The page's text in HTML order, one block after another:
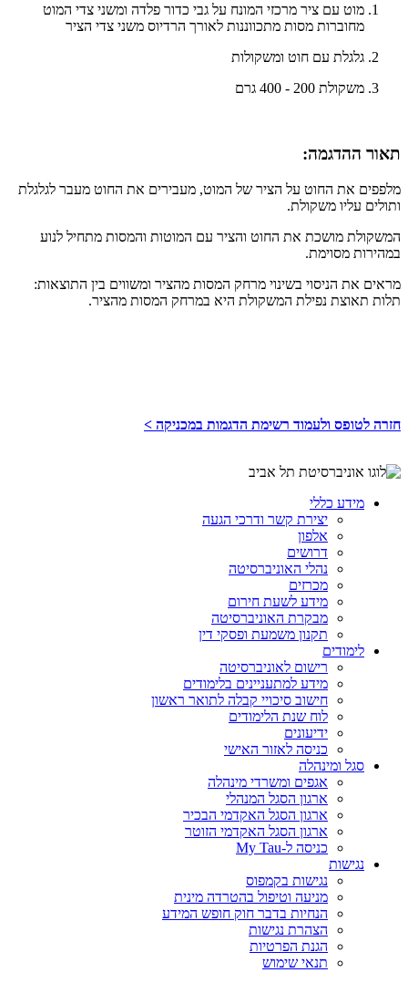
מוט עם ציר מרכזי המונח על גבי כדור פלדה ומשני צדי המוט
מחוברות מסות מתכווננות לאורך הרדיוס משני צדי הציר
גלגלת עם חוט ומשקולות
משקולת 200 - 400 גרם
תאור ההדגמה:​
מלפפים את החוט על הציר של המוט, מעבירים את החוט מעבר לגלגלת
ותולים עליו משקולת.
המשקולת מושכת את החוט והציר עם המוטות והמסות מתחיל לנוע
במהירות מסוימת.
מראים את הניסוי בשינוי מרחק המסות מהציר ומשווים בין התוצאות:
תלות תאוצת נפילת המשקולת היא במרחק המסות מהציר.
חזרה לטופס ולעמוד רשימת הדגמות במכניקה >
מידע כללי
יצירת קשר ודרכי הגעה
אלפון
דרושים
נהלי האוניברסיטה
מכרזים
מידע לשעת חירום
מבקרת האוניברסיטה
תקנון משמעת ופסקי דין
לימודים
רישום לאוניברסיטה
מידע למתעניינים בלימודים
חישוב סיכויי קבלה לתואר ראשון
לוח שנת הלימודים
ידיעונים
כניסה לאזור האישי
סגל ומינהלה
אגפים ומשרדי מינהלה
ארגון הסגל המנהלי
ארגון הסגל האקדמי הבכיר
ארגון הסגל האקדמי הזוטר
כניסה ל-My Tau
נגישות
נגישות בקמפוס
מניעה וטיפול בהטרדה מינית
הנחיות בדבר חוק חופש המידע
הצהרת נגישות
הגנת הפרטיות
תנאי שימוש